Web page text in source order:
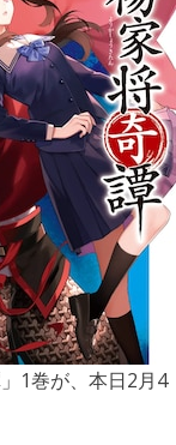
」1巻が、本日2月4